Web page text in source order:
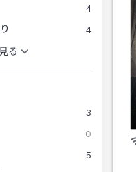
4
4
る
3
0
5